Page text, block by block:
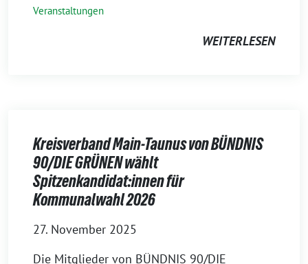
Veranstaltungen
WEITERLESEN
Kreisverband Main-Taunus von BÜNDNIS
90/DIE GRÜNEN wählt
Spitzenkandidat:innen für
Kommunalwahl 2026
27. November 2025
Die Mitglieder von BÜNDNIS 90/DIE